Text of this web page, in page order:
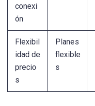
conexi
ón
Flexibil
idad de
precio
s
Planes
flexible
s